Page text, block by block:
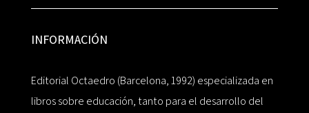
INFORMACIÓN
Editorial Octaedro (Barcelona, 1992) especializada en
libros sobre educación, tanto para el desarrollo del